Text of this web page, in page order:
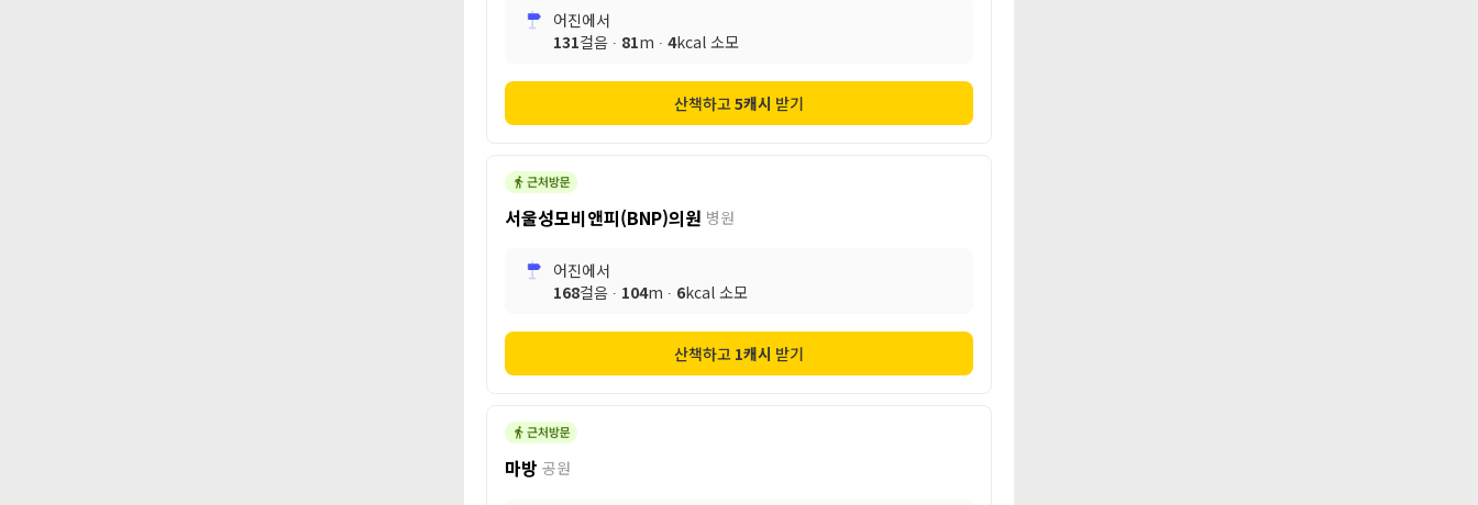
어진에서
131걸음 ∙ 81m ∙ 4kcal 소모
산책하고5캐시 받기
서울성모비앤피(BNP)의원 병원
어진에서
168걸음 ∙ 104m ∙ 6kcal 소모
산책하고 1캐시 받기
마방 공원